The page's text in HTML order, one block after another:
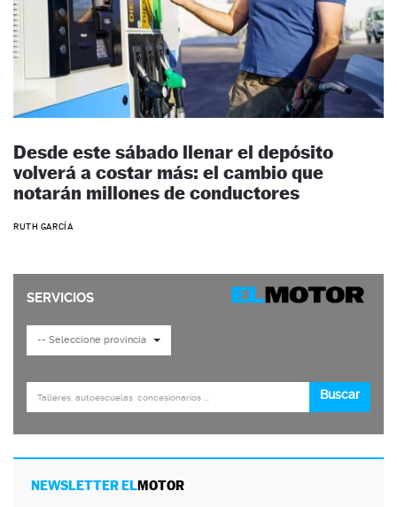
Desde este sábado llenar el depósito
volverá a costar más: el cambio que
notarán millones de conductores
RUTH GARCÍA
NEWSLETTER ELMOTOR